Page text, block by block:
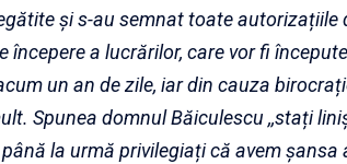
și s-au semnat toate autorizațiile
începere a lucrărilor, care vor fi
un an de zile, iar din cauza
Spunea domnul Băiculescu ,,stați
la urmă privilegiați că avem șansa